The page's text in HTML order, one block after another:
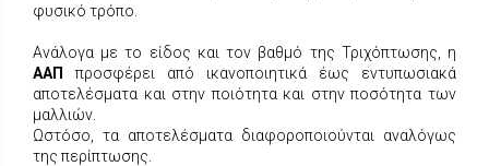
φυσικό τρόπο.
Ανάλογα με το είδος και τον βαθμό της Τριχόπτωσης, η
ΑΑΠπροσφέρει από ικανοποιητικά έως εντυπωσιακά
αποτελέσματα και στην ποιότητα και στην ποσότητα των
μαλλιών.
Ωστόσο, τα αποτελέσματα διαφοροποιούνται αναλόγως
της περίπτωσης.